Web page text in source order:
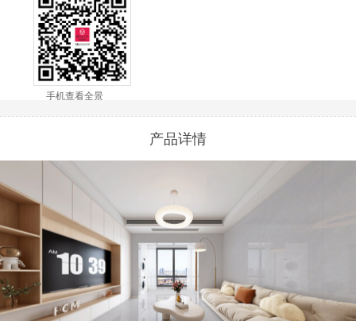
手机查看全景
产品详情